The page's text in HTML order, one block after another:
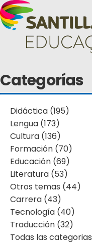
Categorías
Didáctica (195)
Lengua (173)
Cultura (136)
Formación (70)
Educación (69)
Literatura (53)
Otros temas (44)
Carrera (43)
Tecnología (40)
Traducción (32)
Todas las categorias